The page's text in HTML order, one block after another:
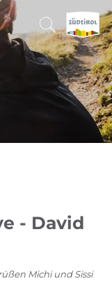
- David
Michi und Sissi